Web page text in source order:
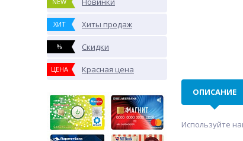
ХИТ Хиты продаж
% Скидки
ЦЕНА Красная цена
ОПИСАНИЕ
Используйте